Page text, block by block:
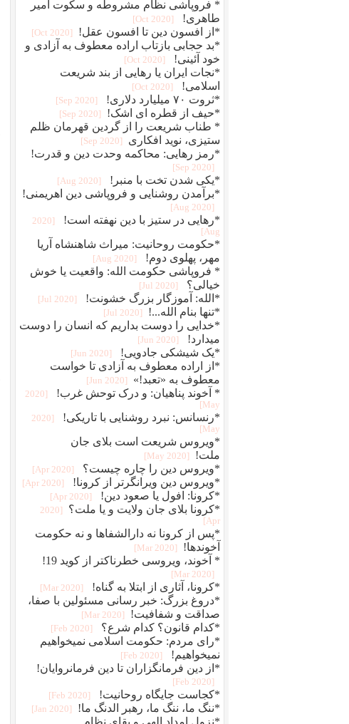
* فروپاشی نظام مشروطه و سکوت امیر
طاهری!
[2020 Oct]
*از افسون دین تا افسون عقل! [2020 Oct]
*بد حجابی بازتاب اراده معطوف به آزادی و
خود آئینی!
[2020 Oct]
*نجات ایران یا رهایی از بند شریعت
اسلامی!
[2020 Oct]
*ثروت ۷۰ میلیارد دلاری! [2020 Sep]
*حیف از قطره ای اشک! [2020 Sep]
* طناب شریعت را از گردین قهرمان ظلم
ستیزی، نوید افکاری
[2020 Sep]
*رمز رهایی: محاکمه وحدت دین و قدرت!
[2020 Sep]
*یکی شدن تخت با منبر! [2020 Aug]
*برآمدن روشنایی و فروپاشی دین اهریمنی!
[2020 Aug]
*رهایی در ستیز با دین نهفته است!
[2020
Aug]
*حکومت روحانیت: میراث شاهنشاه آریا
مهر، پهلوی دوم!
[2020 Aug]
* فروپاشی حکومت الله: واقعیت یا خوش
خیالی؟
[2020 Jul]
*الله: آموزگار بزرگ خشونت! [2020 Jul]
*تنها بنام الله...! [2020 Jul]
*خدایی را دوست بداریم که انسان را دوست
میدارد!
[2020 Jun]
*یک شیشکی جادویی! [2020 Jun]
*از اراده معطوف به آزادی تا خواست
معطوف به «تعبد!»
[2020 Jun]
* آخوند پناهیان: و درک توحش غرب!
[2020
May]
*رنسانس: نبرد روشنایی با تاریکی!
[2020
May]
*ویروس شریعت است بلای جان
ملت!
[2020 May]
*ویروس دین را چاره چیست؟ [2020 Apr]
*ویروس دین ویرانگرتر از کرونا! [2020 Apr]
*کرونا: افول یا صعود دین! [2020 Apr]
*کرونا بلای جان ولایت و یا ملت؟
[2020
Apr]
*پس از کرونا نه دارالشفاها و نه حکومت
آخوندها!
[2020 Mar]
* آخوند، ویروسی خطرناکتر از کوید 19!
[2020 Mar]
*کرونا، آثاری از ابتلا به گناه! [2020 Mar]
*دروغ بزرگ: خبر رسانی مسئولین با صفا،
صداقت و شفافیت!
[2020 Mar]
*کدام قانون؟ کدام شرع؟ [2020 Feb]
*رای مردم: حکومت اسلامی نمیخواهیم
نمیخواهیم!
[2020 Feb]
*از دین فرمانگزاران تا دین فرمانروایان!
[2020 Feb]
*کجاست جایگاه روحانیت! [2020 Feb]
*ننگ ما، ننگ ما، رهبر الدنگ ما! [2020 Jan]
*نزول امداد الهی و بقای نظام